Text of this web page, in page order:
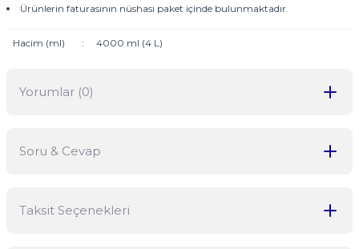
Ürünlerin faturasının nüshası paket içinde bulunmaktadır.
Hacim (ml) : 4000 ml (4 L)
Yorumlar (0)
Soru & Cevap
Taksit Seçenekleri